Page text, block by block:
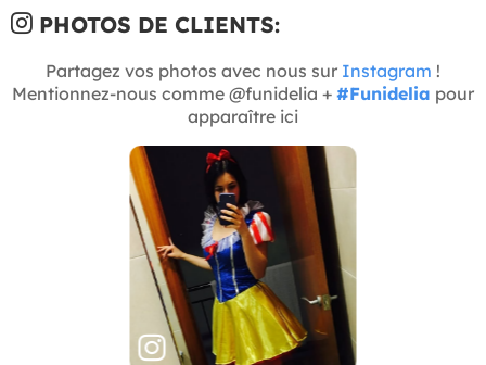
PHOTOS DE CLIENTS:
Partagez vos photos avec nous sur Instagram !
Mentionnez-nous comme @funidelia + #Funidelia pour
apparaître ici